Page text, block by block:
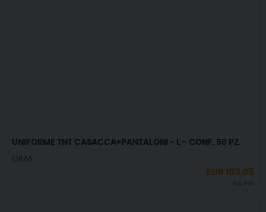
UNIFORME TNT CASACCA+PANTALONI - L - CONF. 50 PZ.
GIMA
EUR193,05
IVA incl.